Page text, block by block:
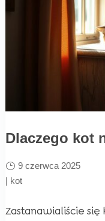
Dlaczego kot
9 czerwca 2025
| kot
Zastanawialiście